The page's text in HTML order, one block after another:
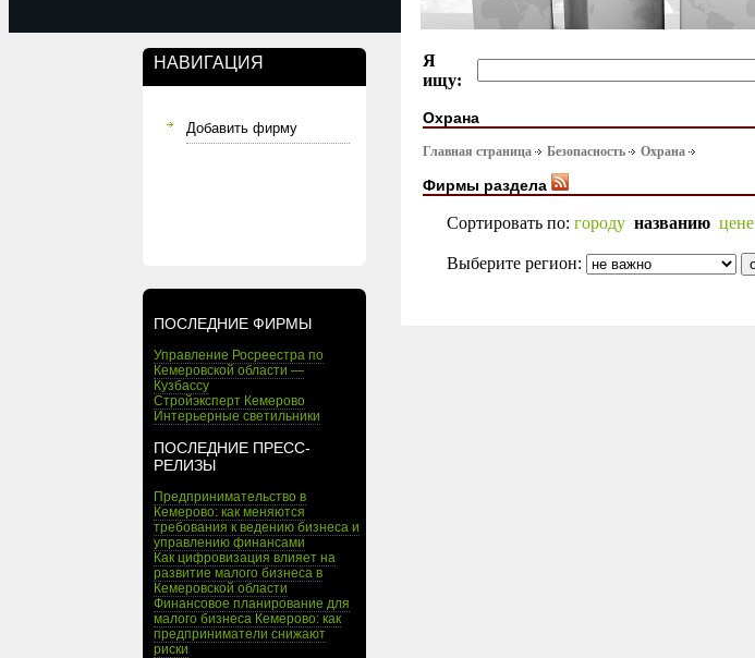
НАВИГАЦИЯ
Добавить фирму
ПОСЛЕДНИЕ ФИРМЫ
Управление Росреестра по
Кемеровской области —
Кузбассу
Стройэксперт Кемерово
Интерьерные светильники
ПОСЛЕДНИЕ ПРЕСС-
РЕЛИЗЫ
Предпринимательство в
Кемерово: как меняются
требования к ведению бизнеса и
управлению финансами
Как цифровизация влияет на
развитие малого бизнеса в
Кемеровской области
Финансовое планирование для
малого бизнеса Кемерово: как
предприниматели снижают
риски
Я
ищу:
Охрана
Главная страница Безопасность Охрана
Фирмы раздела
Сортировать по: городу названию цене
Выберите регион: